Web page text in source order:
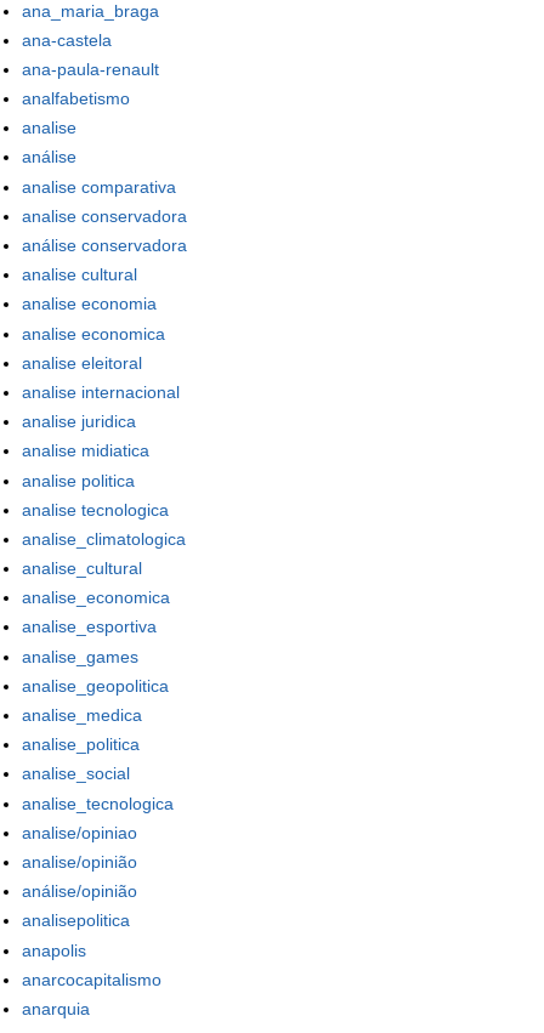
ana_maria_braga
ana-castela
ana-paula-renault
analfabetismo
analise
análise
analise comparativa
analise conservadora
análise conservadora
analise cultural
analise economia
analise economica
analise eleitoral
analise internacional
analise juridica
analise midiatica
analise politica
analise tecnologica
analise_climatologica
analise_cultural
analise_economica
analise_esportiva
analise_games
analise_geopolitica
analise_medica
analise_politica
analise_social
analise_tecnologica
analise/opiniao
analise/opinião
análise/opinião
analisepolitica
anapolis
anarcocapitalismo
anarquia